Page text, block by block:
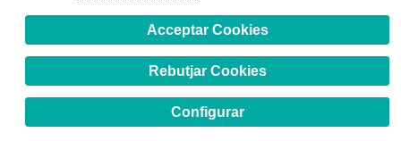
Acceptar Cookies
Rebutjar Cookies
Configurar